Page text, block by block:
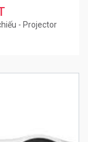
- Projector